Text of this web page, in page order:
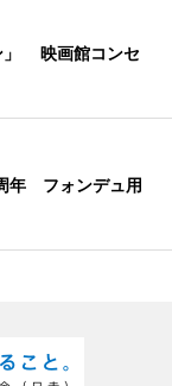
」 映画館コンセ
年 フォンデュ用